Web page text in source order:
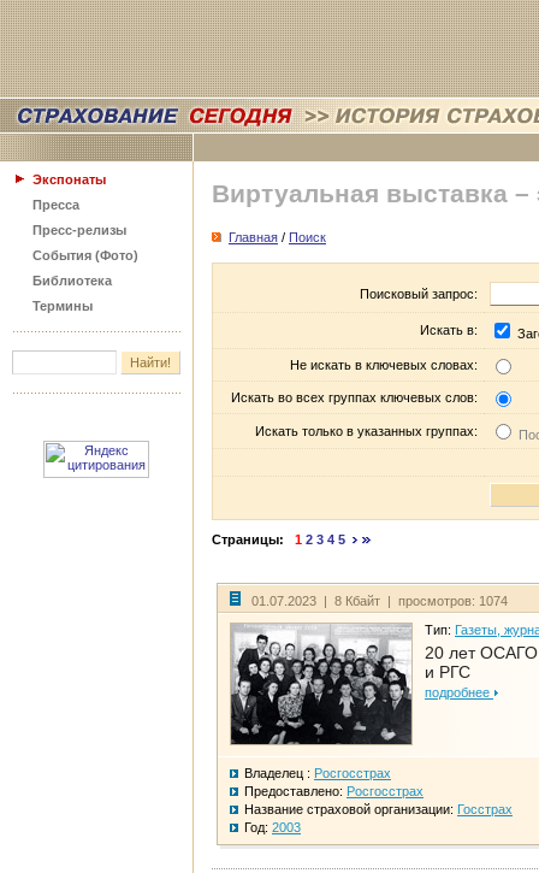
Экспонаты
Пресса
Пресс-релизы
События (Фото)
Библиотека
Термины
Виртуальная выставка –
Главная / Поиск
Поисковый запрос:
Искать в:
Не искать в ключевых словах:
Искать во всех группах ключевых слов:
Искать только в указанных группах:
Страницы: 1 2 3 4 5
01.07.2023 | 8 Кбайт | просмотров: 1074
Тип: Газеты,
20 лет
и РГС
подробнее
Владелец : Росгосстрах
Предоставлено: Росгосстрах
Название страховой организации: Госстрах
Год: 2003